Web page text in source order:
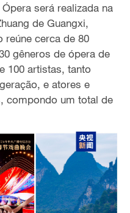
será realizada na
de Guangxi,
reúne cerca de 80
gêneros de ópera de
100 artistas, tanto
e atores e
compondo um total de